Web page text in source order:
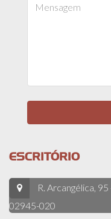
ESCRITÓRIO
R. Arcangélica,
02945-020